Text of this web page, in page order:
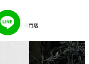
福岡の外構・
エクステリア専門店